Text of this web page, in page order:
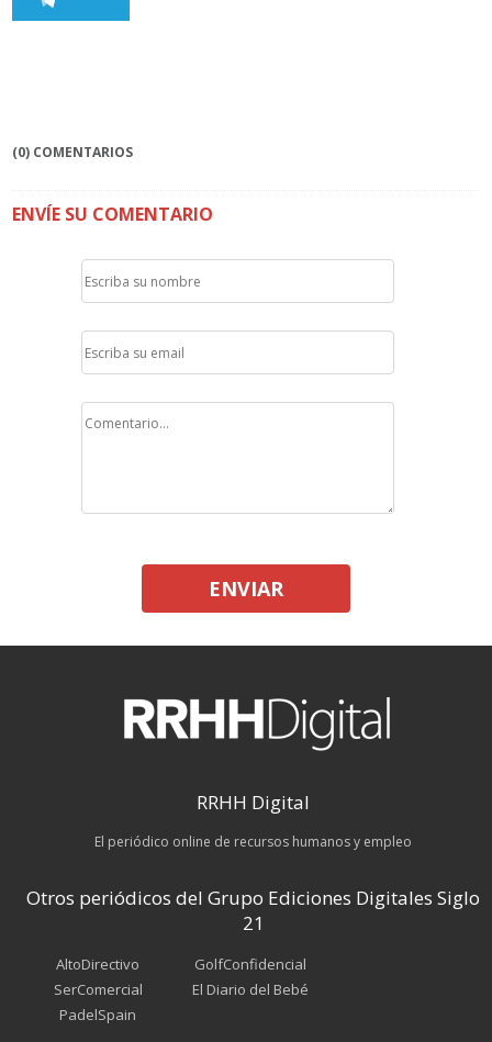
(0) COMENTARIOS
ENVÍE SU COMENTARIO
ENVIAR
RRHH Digital
El periódico online de recursos humanos y empleo
Otros periódicos del Grupo Ediciones Digitales Siglo
21
AltoDirectivo
SerComercial
PadelSpain
GolfConfidencial
El Diario del Bebé